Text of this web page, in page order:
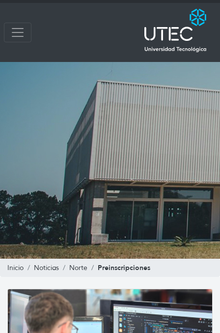
Inicio Noticias Norte Preinscripciones